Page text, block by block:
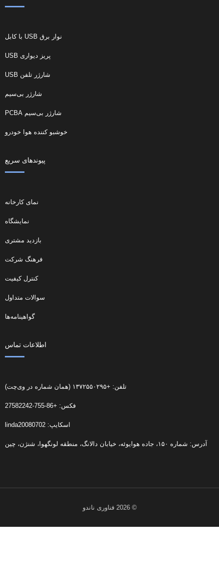
نوار برق USB با کابل
پریز دیواری USB
شارژر تلفن USB
شارژر بی‌سیم
شارژر بی‌سیم PCBA
خوشبو کننده هوا خودرو
پیوندهای سریع
نمای کارخانه
نمایشگاه
بازدید مشتری
فرهنگ شرکت
کنترل کیفیت
سوالات متداول
گواهینامه‌ها
اطلاعات تماس
تلفن: +۱۳۷۲۵۵۰۲۹۵ (همان شماره در وی‌چت)
فکس: +86-755-27582242
اسکایپ: linda20080702
آدرس: شماره ۱۵۰، جاده هوایوئه، خیابان دالانگ، منطقه لونگهوا، شنژن، چین
© 2026 فناوری ناندو